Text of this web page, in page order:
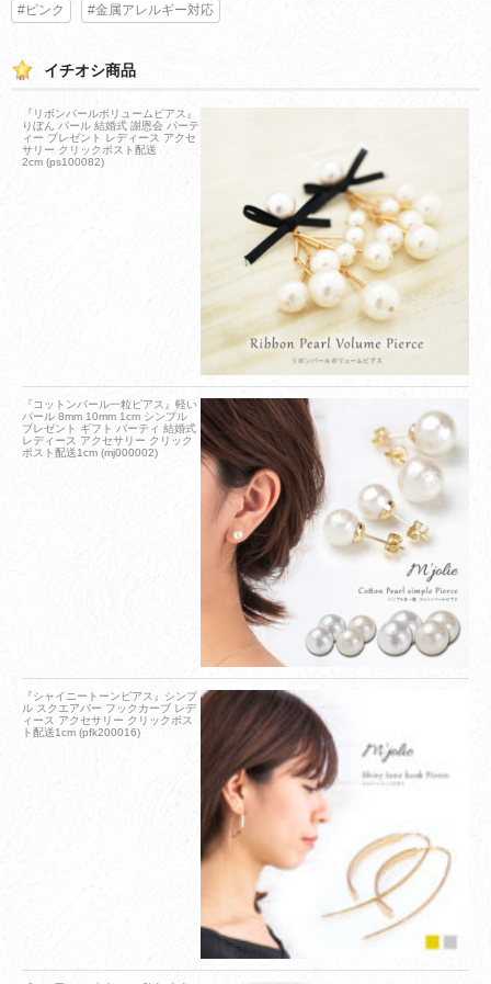
#ピンク #金属アレルギー対応
イチオシ商品
『リボンパールボリュームピアス』
りぼん パール 結婚式 謝恩会 パーテ
ィー プレゼント レディース アクセ
サリー クリックポスト配送
2cm (ps100082)
『コットンパール一粒ピアス』軽い
パール 8mm 10mm 1cm シンプル
プレゼント ギフト パーティ 結婚式
レディース アクセサリー クリック
ポスト配送1cm (mj000002)
『シャイニートーンピアス』シンプ
ル スクエアバー フックカーブ レデ
ィース アクセサリー クリックポス
ト配送1cm (pfk200016)